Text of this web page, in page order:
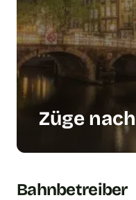
Züge
Bahnbetreiber